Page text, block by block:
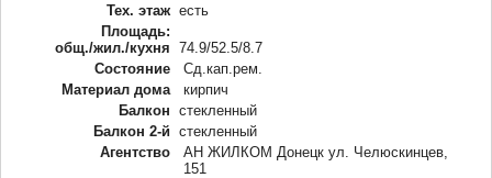
Тех. этаж есть
Площадь:
общ./жил./кухня
74.9/52.5/8.7
Состояние
Сд.кап.рем.
Материал дома
кирпич
Балкон
стекленный
Балкон 2-й
стекленный
Агентство
АН ЖИЛКОМ Донецк ул. Челюскинцев,
151